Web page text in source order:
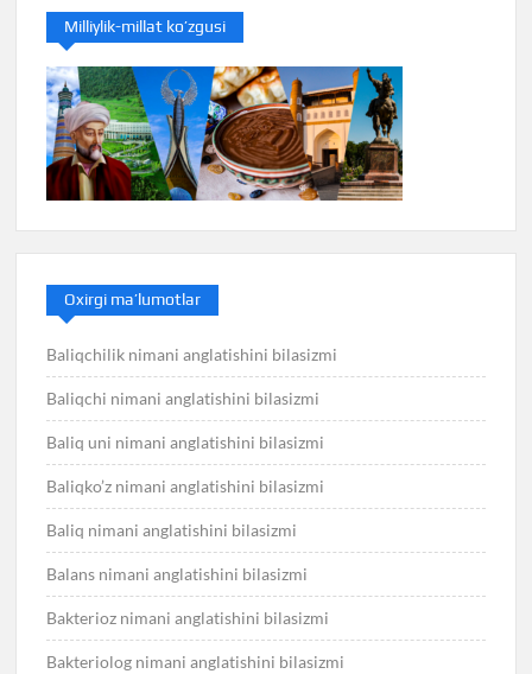
Milliylik-millat ko’zgusi
Oxirgi ma’lumotlar
Baliqchilik nimani anglatishini bilasizmi
Baliqchi nimani anglatishini bilasizmi
Baliq uni nimani anglatishini bilasizmi
Baliqko’z nimani anglatishini bilasizmi
Baliq nimani anglatishini bilasizmi
Balans nimani anglatishini bilasizmi
Bakterioz nimani anglatishini bilasizmi
Bakteriolog nimani anglatishini bilasizmi